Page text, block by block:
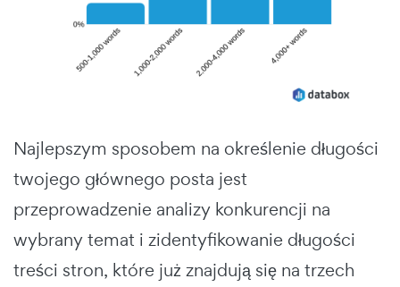
Najlepszym sposobem na określenie długości
twojego głównego posta jest
przeprowadzenie analizy konkurencji na
wybrany temat i zidentyfikowanie długości
treści stron, które już znajdują się na trzech